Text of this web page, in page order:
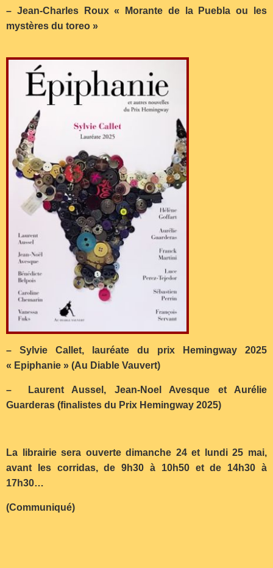
– Jean-Charles Roux « Morante de la Puebla ou les
mystères du toreo »
– Sylvie Callet, lauréate du prix Hemingway 2025
« Epiphanie » (Au Diable Vauvert)
– Laurent Aussel, Jean-Noel Avesque et Aurélie
Guarderas (finalistes du Prix Hemingway 2025)
La librairie sera ouverte dimanche 24 et lundi 25 mai,
avant les corridas, de 9h30 à 10h50 et de 14h30 à
17h30…
(Communiqué)